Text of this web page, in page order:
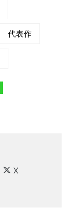
代表作
X